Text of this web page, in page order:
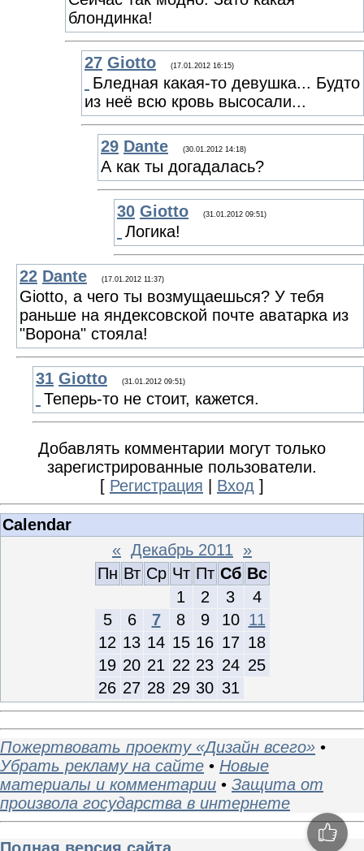
блондинка!
27 Giotto (17.01.2012 16:15)
Бледная какая-то девушка... Будто
из неё всю кровь высосали...
29 Dante (30.01.2012 14:18)
А как ты догадалась?
30 Giotto (31.01.2012 09:51)
Логика!
22 Dante (17.01.2012 11:37)
Giotto, а чего ты возмущаешься? У тебя
раньше на яндексовской почте аватарка из
"Ворона" стояла!
31 Giotto (31.01.2012 09:51)
Теперь-то не стоит, кажется.
Добавлять комментарии могут только
зарегистрированные пользователи.
[ Регистрация Вход ]
Calendar
« Декабрь 2011
»
Пн Вт Ср Чт Пт Сб Вс
1
2 3
4
5
6 7 8 9 10 11
12 13 14 15 16 17 18
19 20 21 22 23 24 25
26 27 28 29 30 31
Пожертвовать проекту «Дизайн всего» •
Убрать рекламу на сайте • Новые
материалы и комментарии • Защита от
произвола государства в интернете